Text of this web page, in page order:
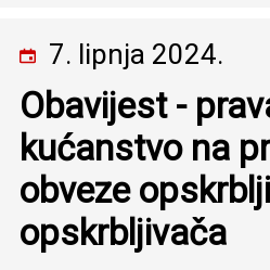
7. lipnja 2024.
Obavijest -
kućanstvo na
obveze
opskrbljivača